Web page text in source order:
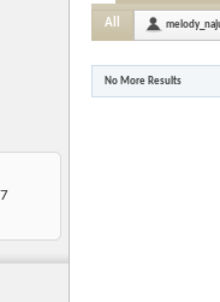
All
No More Results